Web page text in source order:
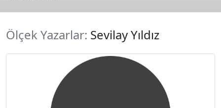
Ölçek Yazarlar: Sevilay Yıldız